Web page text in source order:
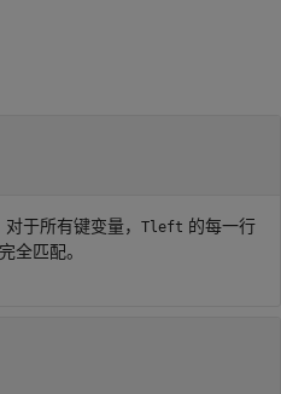
于所有键变量， Tleft 的每一行
全匹配。